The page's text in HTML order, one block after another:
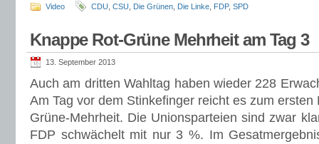
Video CDU CSU Die Grünen Die Linke FDP, SPD
Knappe Rot-Grüne Mehrheit am Tag 3
13. September 2013
Auch am dritten Wahltag haben wieder 228
Am Tag vor dem Stinkefinger reicht es zum
Grüne-Mehrheit. Die Unionsparteien sind zwar
FDP schwächelt mit nur 3 %. Im